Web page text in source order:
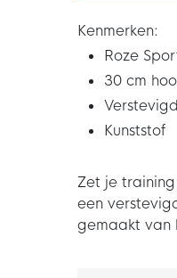
Kenmerken:
Roze
30 cm
Kunststof
Zet je
een
gemaakt van